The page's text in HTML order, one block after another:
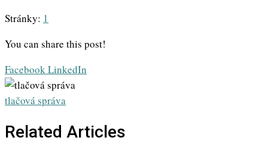
Stránky: 1
You can share this post!
FacebookLinkedIn
tlačová správa
Related Articles